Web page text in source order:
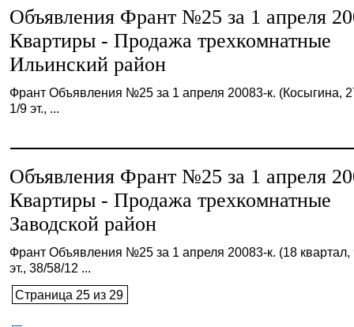
Объявления Франт №25 за 1 апреля
Квартиры - Продажа трехкомнатные
Ильинский район
Франт Объявления №25 за 1 апреля 20083-к. (Косыгина,
1/9 эт., ...
Объявления Франт №25 за 1 апреля
Квартиры - Продажа трехкомнатные
Заводской район
Франт Объявления №25 за 1 апреля 20083-к. (18 квартал,
эт., 38/58/12 ...
Страница 25 из 29